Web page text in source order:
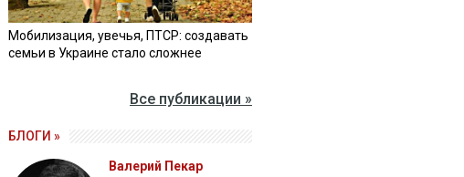
Мобилизация, увечья, ПТСР: создавать
семьи в Украине стало сложнее
Все публикации »
БЛОГИ »
Валерий Пекар